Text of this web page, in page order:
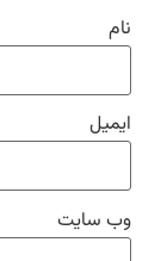
نام
ایمیل
وب‌ سایت